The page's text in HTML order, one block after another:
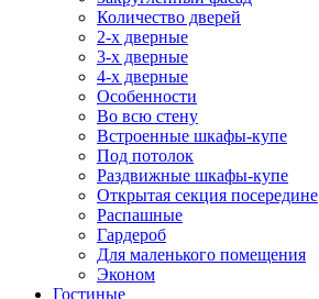
Количество дверей
2-х дверные
3-х дверные
4-х дверные
Особенности
Во всю стену
Встроенные шкафы-купе
Под потолок
Раздвижные шкафы-купе
Открытая секция посередине
Распашные
Гардероб
Для маленького помещения
Эконом
Гостиные